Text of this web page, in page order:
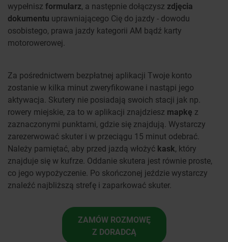
wypełnisz formularz, a następnie dołączysz zdjęcia
dokumentu uprawniającego Cię do jazdy - dowodu
osobistego, prawa jazdy kategorii AM bądź karty
motorowerowej.
Za pośrednictwem bezpłatnej aplikacji Twoje konto
zostanie w kilka minut zweryfikowane i nastąpi jego
aktywacja. Skutery nie posiadają swoich stacji jak np.
rowery miejskie, za to w aplikacji znajdziesz mapkę z
zaznaczonymi punktami, gdzie się znajdują. Wystarczy
zarezerwować skuter i w przeciągu 15 minut odebrać.
Należy pamiętać, aby przed jazdą włożyć kask, który
znajduje się w kufrze. Oddanie skutera jest równie proste,
co jego wypożyczenie. Po skończonej jeździe wystarczy
znaleźć najbliższą strefę i zaparkować skuter.
ZAMÓW ROZMOWĘ
Z DORADCĄ